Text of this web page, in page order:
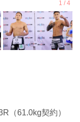
（61.0kg契約）